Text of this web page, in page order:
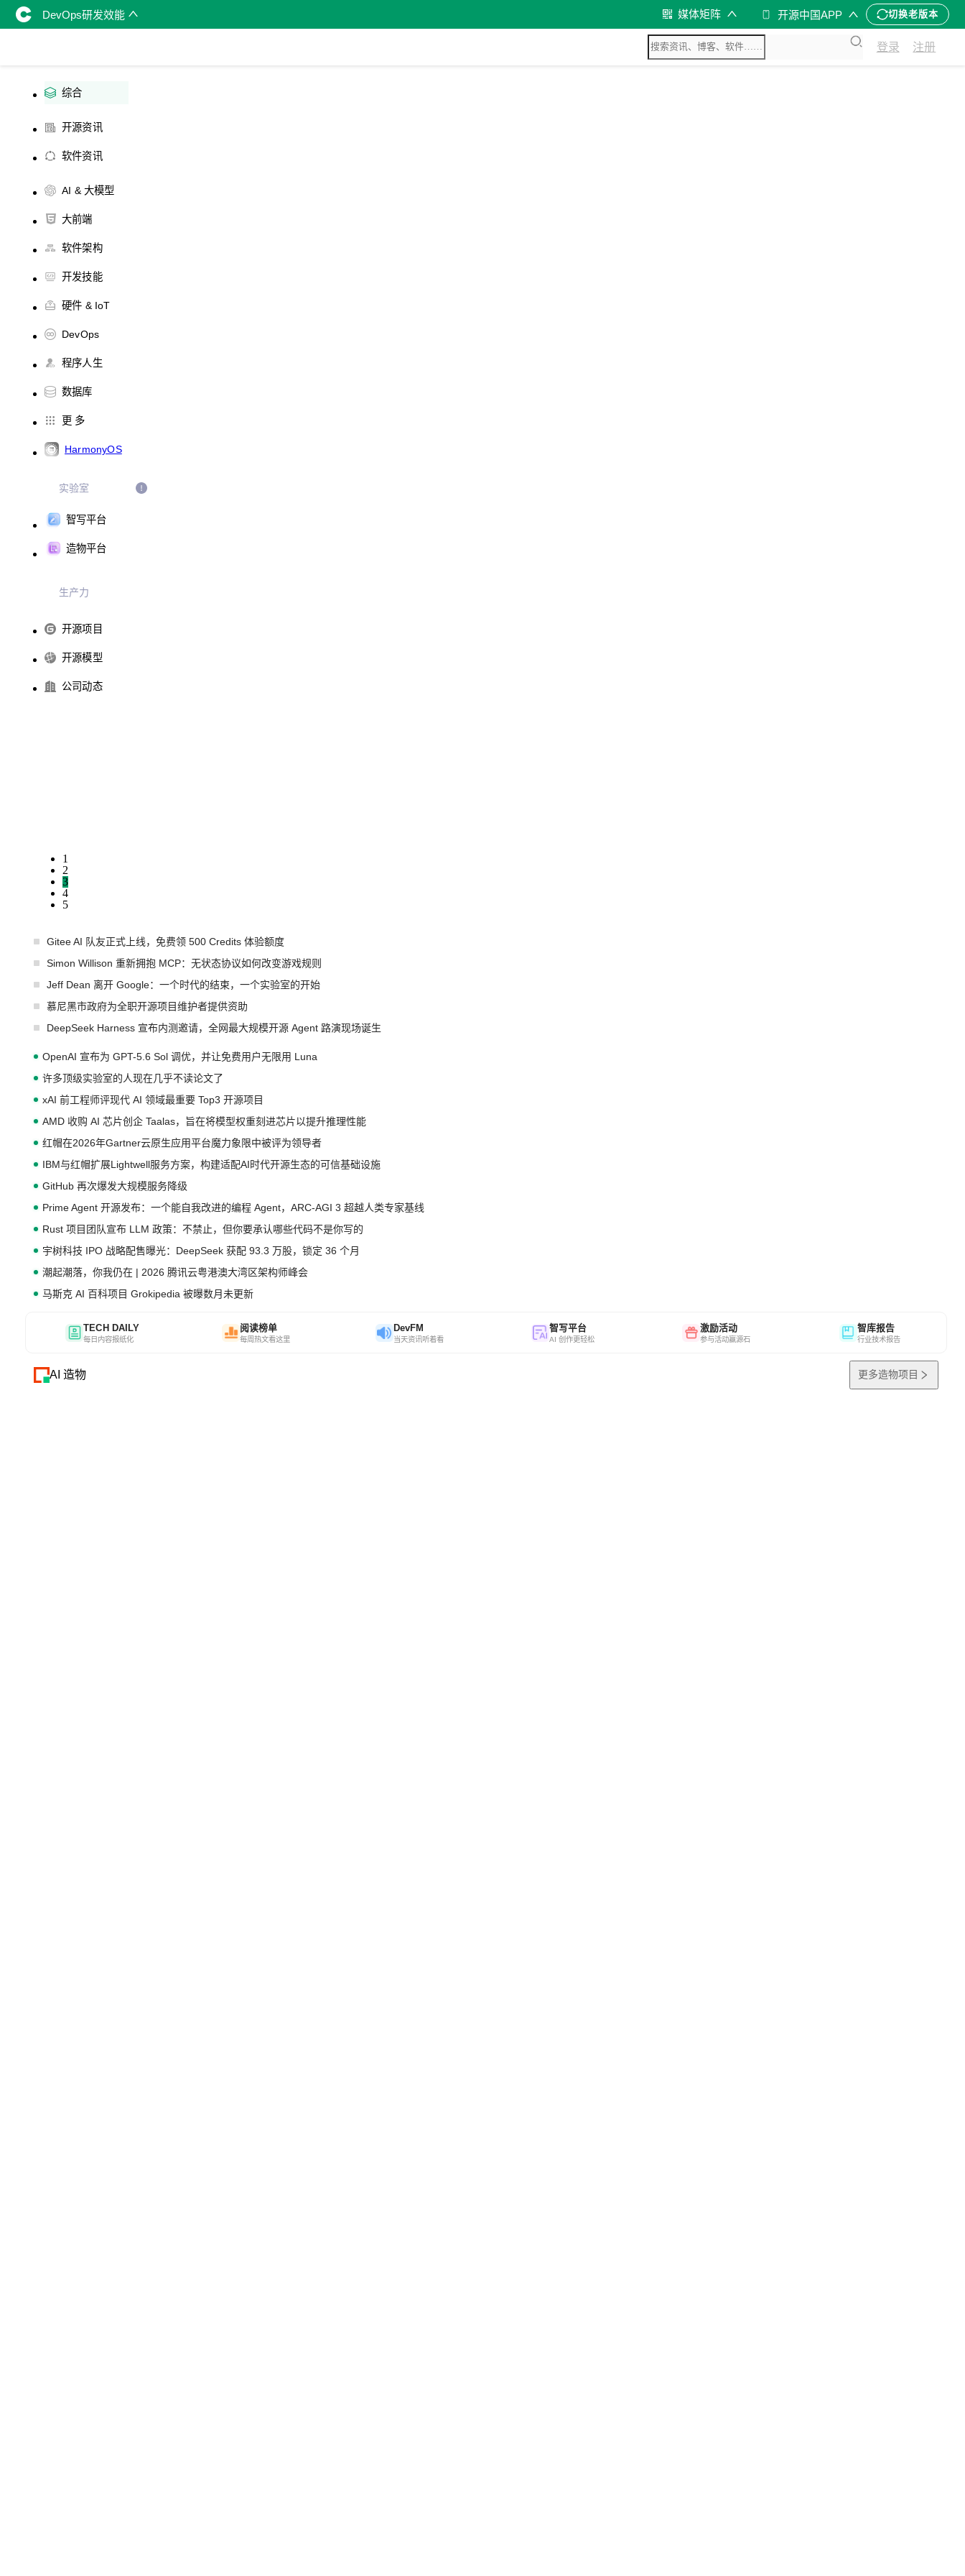
DevOps研发效能 媒体矩阵 开源中国APP 切换老版本
登录 注册
综合
开源资讯
软件资讯
AI & 大模型
大前端
软件架构
开发技能
硬件 & IoT
DevOps
程序人生
数据库
更 多
HarmonyOS
实验室
智写平台
造物平台
生产力
开源项目
开源模型
公司动态
1
2
3
4
5
Gitee AI 队友正式上线，免费领 500 Credits 体验额度
Simon Willison 重新拥抱 MCP：无状态协议如何改变游戏规则
Jeff Dean 离开 Google：一个时代的结束，一个实验室的开始
慕尼黑市政府为全职开源项目维护者提供资助
DeepSeek Harness 宣布内测邀请，全网最大规模开源 Agent 路演现场诞生
OpenAI 宣布为 GPT-5.6 Sol 调优，并让免费用户无限用 Luna
许多顶级实验室的人现在几乎不读论文了
xAI 前工程师评现代 AI 领域最重要 Top3 开源项目
AMD 收购 AI 芯片创企 Taalas，旨在将模型权重刻进芯片以提升推理性能
红帽在2026年Gartner云原生应用平台魔力象限中被评为领导者
IBM与红帽扩展Lightwell服务方案，构建适配AI时代开源生态的可信基础设施
GitHub 再次爆发大规模服务降级
Prime Agent 开源发布：一个能自我改进的编程 Agent，ARC-AGI 3 超越人类专家基线
Rust 项目团队宣布 LLM 政策：不禁止，但你要承认哪些代码不是你写的
宇树科技 IPO 战略配售曝光：DeepSeek 获配 93.3 万股，锁定 36 个月
潮起潮落，你我仍在 | 2026 腾讯云粤港澳大湾区架构师峰会
马斯克 AI 百科项目 Grokipedia 被曝数月未更新
TECH DAILY
每日内容报纸化
阅读榜单
每周热文看这里
DevFM
当天资讯听着看
智写平台
AI 创作更轻松
激励活动
参与活动赢源石
智库报告
行业技术报告
AI 造物 更多造物项目